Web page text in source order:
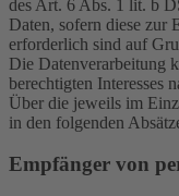
des Art. 6 Abs. 1 lit. b
Daten, sofern diese zur
erforderlich sind auf
Die Datenverarbeitung
berechtigten Interesses
Über die jeweils im
in den folgenden
Empfänger von